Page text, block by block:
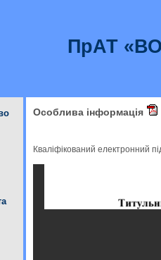
ПрАТ
Особлива інформація
Кваліфікований електронний